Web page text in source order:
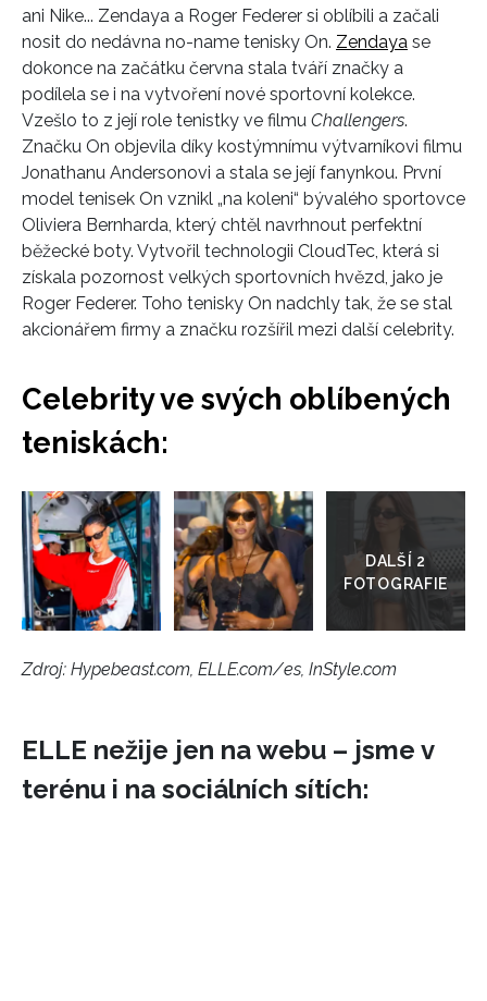
INFORMACE
REDAKCE
ani Nike... Zendaya a Roger Federer si oblíbili a začali
nosit do nedávna no-name tenisky On. Zendaya se
dokonce na začátku června stala tváří značky a
podílela se i na vytvoření nové sportovní kolekce.
Vzešlo to z její role tenistky ve filmu Challengers.
Značku On objevila díky kostýmnímu výtvarníkovi filmu
Jonathanu Andersonovi a stala se její fanynkou. První
model tenisek On vznikl „na koleni“ bývalého sportovce
Oliviera Bernharda, který chtěl navrhnout perfektní
běžecké boty. Vytvořil technologii CloudTec, která si
získala pozornost velkých sportovních hvězd, jako je
Roger Federer. Toho tenisky On nadchly tak, že se stal
akcionářem firmy a značku rozšířil mezi další celebrity.
Celebrity ve svých oblíbených
teniskách:
Přejít
galerie
Zdroj: Hypebeast.com, ELLE.com/es, InStyle.com
ELLE nežije jen na webu – jsme v
terénu i na sociálních sítích: